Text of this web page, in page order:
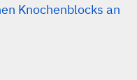
Knochenblocks an